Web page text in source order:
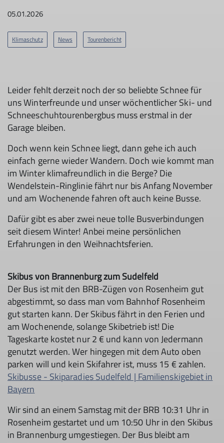
05.01.2026
Klimaschutz News Tourenbericht
Leider fehlt derzeit noch der so beliebte Schnee für
uns Winterfreunde und unser wöchentlicher Ski- und
Schneeschuhtourenbergbus muss erstmal in der
Garage bleiben.
Doch wenn kein Schnee liegt, dann gehe ich auch
einfach gerne wieder Wandern. Doch wie kommt man
im Winter klimafreundlich in die Berge? Die
Wendelstein-Ringlinie fährt nur bis Anfang November
und am Wochenende fahren oft auch keine Busse.
Dafür gibt es aber zwei neue tolle Busverbindungen
seit diesem Winter! Anbei meine persönlichen
Erfahrungen in den Weihnachtsferien.
Skibus von Brannenburg zum Sudelfeld
Der Bus ist mit den BRB-Zügen von Rosenheim gut
abgestimmt, so dass man vom Bahnhof Rosenheim
gut starten kann. Der Skibus fährt in den Ferien und
am Wochenende, solange Skibetrieb ist! Die
Tageskarte kostet nur 2 € und kann von Jedermann
genutzt werden. Wer hingegen mit dem Auto oben
parken will und kein Skifahrer ist, muss 15 € zahlen.
Skibusse - Skiparadies Sudelfeld | Familienskigebiet in
Bayern
Wir sind an einem Samstag mit der BRB 10:31 Uhr in
Rosenheim gestartet und um 10:50 Uhr in den Skibus
in Brannenburg umgestiegen. Der Bus bleibt am